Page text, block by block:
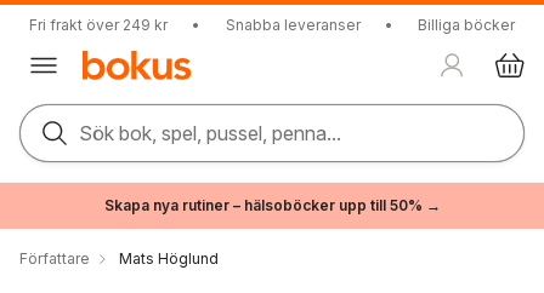
Fri frakt över 249 kr • Snabba leveranser • Billiga böcker
Sök bok, spel, pussel, penna...
Skapa nya rutiner – hälsoböcker upp till 50% →
Författare Mats Höglund